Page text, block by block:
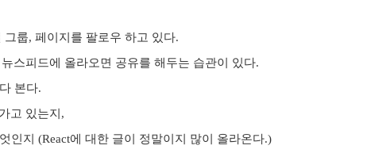
룹, 페이지를 팔로우 하고 있다.
스피드에 올라오면 공유를 해두는 습관이 있다.
본다.
고 있는지,
인지 (React에 대한 글이 정말이지 많이 올라온다.)